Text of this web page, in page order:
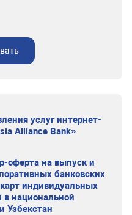
услуг интернет-
Alliance Bank»
оферта на выпуск и
банковских
индивидуальных
национальной
Узбекстан